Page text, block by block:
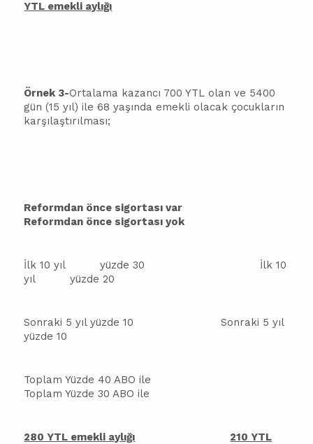
YTL emekli aylığı
Örnek 3-Ortalama kazancı 700 YTL olan ve 5400
gün (15 yıl) ile 68 yaşında emekli olacak çocukların
karşılaştırılması;
Reformdan önce sigortası var
Reformdan önce sigortası yok
İlk 10 yıl yüzde 30
İlk 10
yıl
yüzde 20
Sonraki 5 yıl yüzde 10
Sonraki 5 yıl
yüzde 10
Toplam Yüzde 40 ABO ile
Toplam Yüzde 30 ABO ile
280 YTL emekli aylığı
210 YTL